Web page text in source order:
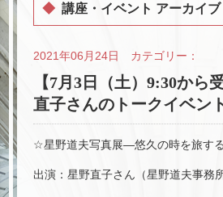
2021年06月24日 カテゴリー：
【7月3日（土）9:30から
直子さんのトークイベン
☆星野道夫写真展―悠久の時を旅す
出演：星野直子さん（星野道夫事務
講座・イベント アーカイブ